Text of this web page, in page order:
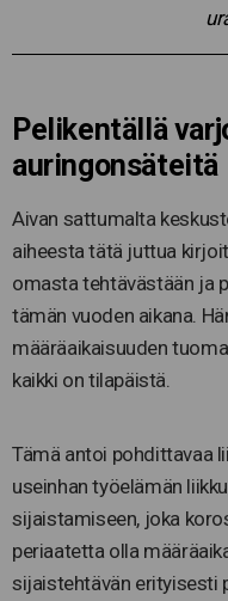
Pelikentällä
auringonsäteitä
Aivan sattumalta
aiheesta tätä juttua
omasta tehtävästään ja
tämän vuoden aikana.
määräaikaisuuden
kaikki on tilapäistä.
Tämä antoi pohdittavaa
useinhan työelämän
sijaistamiseen, joka
periaatetta olla
sijaistehtävän erityisesti